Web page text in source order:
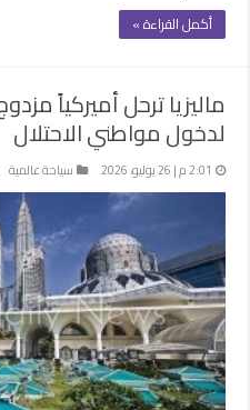
أكمل القراءة »
ماليزيا ترحل أميركياً
لدخول مواطني الاحتلال
2:01 م | 26 يوليو، 2026 سياحة عالمية